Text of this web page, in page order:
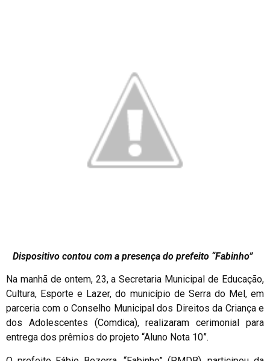
Dispositivo contou com a presença do prefeito “Fabinho”
Na manhã de ontem, 23, a Secretaria Municipal de Educação,
Cultura, Esporte e Lazer, do município de Serra do Mel, em
parceria com o Conselho Municipal dos Direitos da Criança e
dos Adolescentes (Comdica), realizaram cerimonial para
entrega dos prêmios do projeto “Aluno Nota 10”.